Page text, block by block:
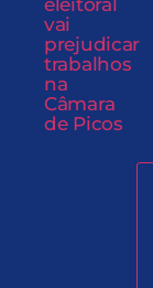
eleitoral
vai
prejudicar
trabalhos
na
Câmara
de Picos